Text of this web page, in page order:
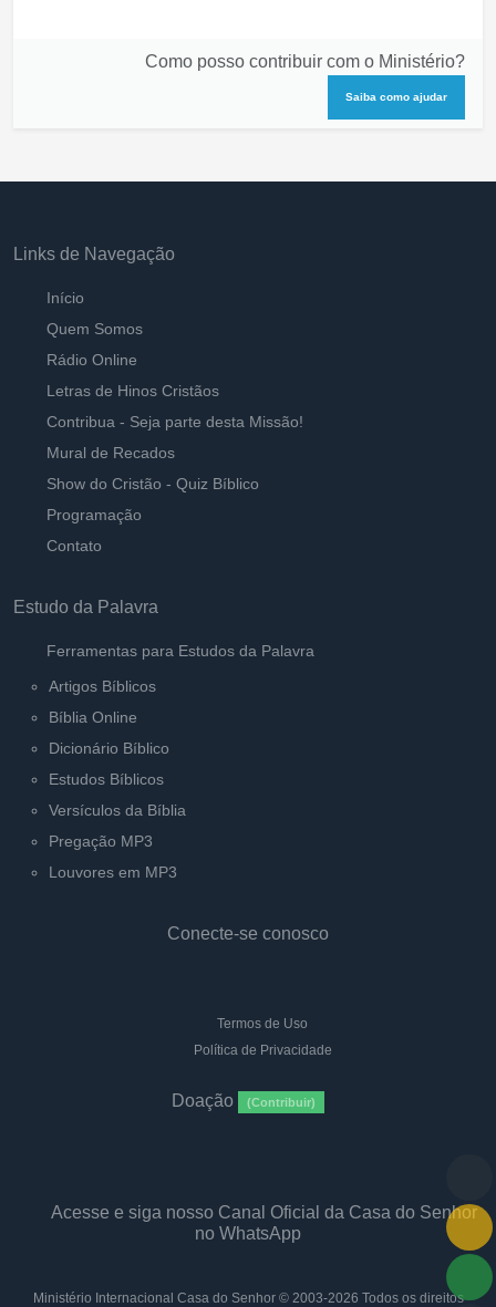
Como posso contribuir com o Ministério?
Saiba como ajudar
Links de Navegação
Início
Quem Somos
Rádio Online
Letras de Hinos Cristãos
Contribua - Seja parte desta Missão!
Mural de Recados
Show do Cristão - Quiz Bíblico
Programação
Contato
Estudo da Palavra
Ferramentas para Estudos da Palavra
Artigos Bíblicos
Bíblia Online
Dicionário Bíblico
Estudos Bíblicos
Versículos da Bíblia
Pregação MP3
Louvores em MP3
Conecte-se conosco
Termos de Uso
Política de Privacidade
Doação (Contribuir)
Acesse e siga nosso Canal Oficial da Casa do Senhor
no WhatsApp
Ministério Internacional Casa do Senhor© 2003-2026 Todos os direitos